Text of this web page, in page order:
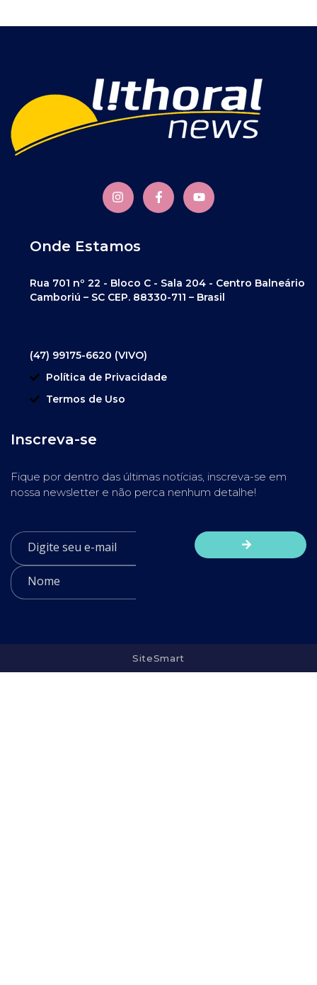
Onde Estamos
Rua 701 nº 22 - Bloco C - Sala 204 - Centro Balneário
Camboriú – SC CEP. 88330-711 – Brasil
(47) 99175-6620 (VIVO)
Política de Privacidade
Termos de Uso
Inscreva-se
Fique por dentro das últimas notícias, inscreva-se em
nossa newsletter e não perca nenhum detalhe!
SiteSmart